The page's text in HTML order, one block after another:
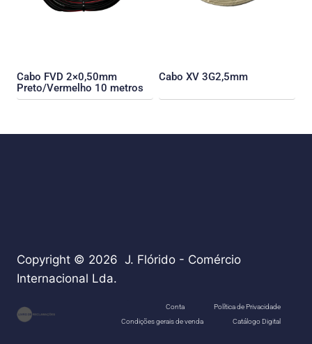
Cabo FVD 2×0,50mm
Preto/Vermelho 10 metros
Cabo XV 3G2,5mm
Copyright © 2026 J. Flórido - Comércio
Internacional Lda.
Conta
Política de Privacidade
Condições gerais de venda
Catálogo Digital